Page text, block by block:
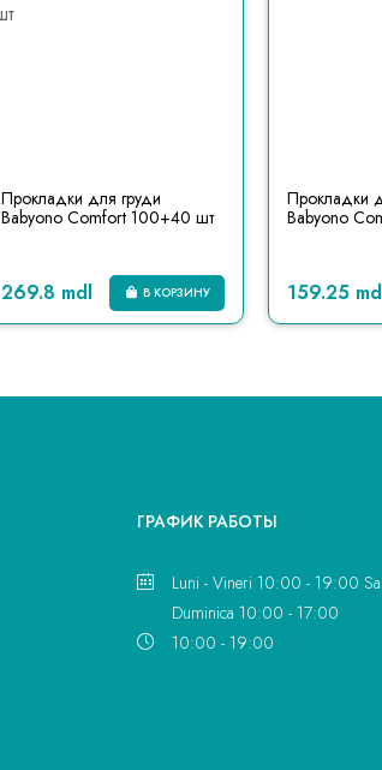
Прокладки для груди
Babyono Comfort 100+40 шт
269.8 mdl В КОРЗИНУ
Прокладки
Babyono
159.25
ГРАФИК РАБОТЫ
Luni - Vineri 10:00 - 19:00
Duminica 10:00 - 17:00
10:00 - 19:00